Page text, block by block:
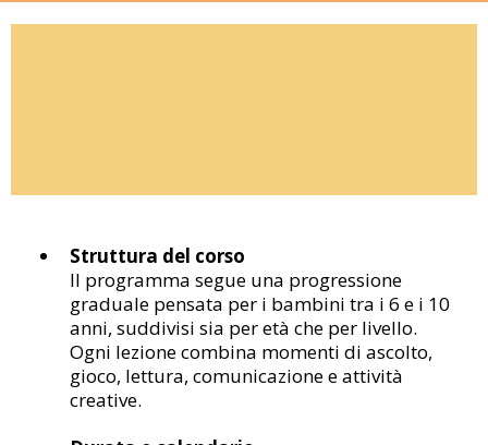
Struttura del corso
Il programma segue una progressione
graduale pensata per i bambini tra i 6 e i 10
anni, suddivisi sia per età che per livello.
Ogni lezione combina momenti di ascolto,
gioco, lettura, comunicazione e attività
creative.